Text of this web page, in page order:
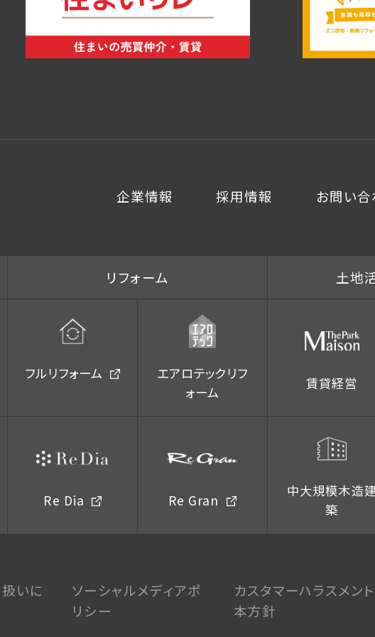
企業情報 採用情報 お問い合
リフォーム
フルリフォーム
エアロテックリフ
ォーム
Re Dia Re Gran
土地
賃貸経営
中大規模木造
築
いに
ソーシャルメディアポ
リシー
カスタマーハラスメン
本方針